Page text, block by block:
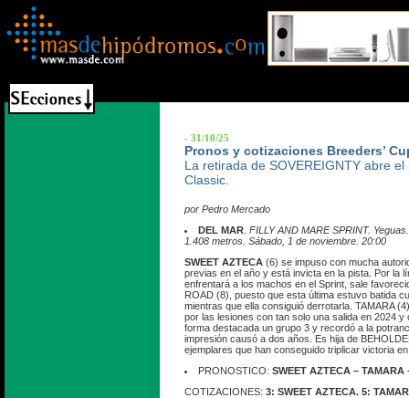
- 31/10/25
Pronos y cotizaciones Breeders’
La retirada de SOVEREIGNTY abre
Classic.
por Pedro Mercado
DEL MAR FILLY AND MARE SPRINT.
1.408 metros. Sábado, 1 de noviembre. 20:00
SWEET AZTECA (6) se impuso con mucha
previas en el año y está invicta en la pista. Por la
enfrentará a los machos en el Sprint, sale
ROAD (8), puesto que esta última estuvo batida
mientras que ella consiguió derrotarla. TAMARA
por las lesiones con tan solo una salida en 2024 y
forma destacada un grupo 3 y recordó a la
impresión causó a dos años. Es hija de
ejemplares que han conseguido triplicar victoria en
PRONOSTICO: SWEET AZTECA – TAMARA
COTIZACIONES: 3: SWEET AZTECA. 5: